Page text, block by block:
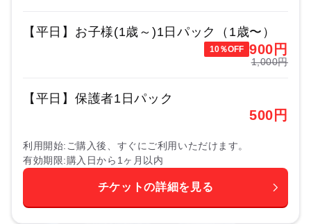
【平日】お子様(1歳～)1日パック（1歳〜）
10％OFF 900 円
1,000円
【平日】保護者1日パック
500 円
利用開始 ご購入後、すぐにご利用いただけます。
有効期限 購入日から1ヶ月以内
チケットの詳細を見る